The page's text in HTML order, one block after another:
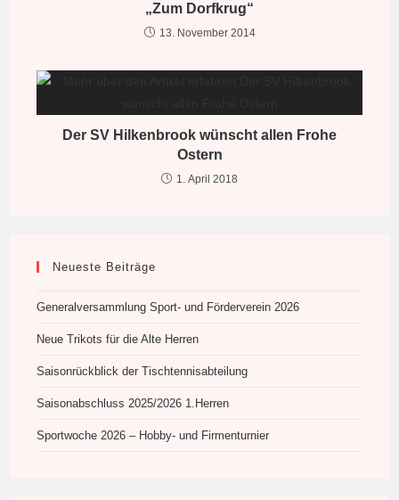
„Zum Dorfkrug“
13. November 2014
Der SV Hilkenbrook wünscht allen Frohe
Ostern
1. April 2018
Neueste Beiträge
Generalversammlung Sport- und Förderverein 2026
Neue Trikots für die Alte Herren
Saisonrückblick der Tischtennisabteilung
Saisonabschluss 2025/2026 1.Herren
Sportwoche 2026 – Hobby- und Firmenturnier